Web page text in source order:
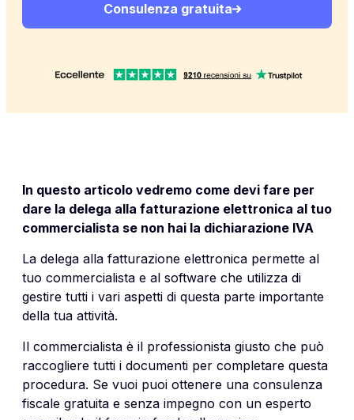
Consulenza gratuita
In questo articolo vedremo come devi fare per
dare la delega alla fatturazione elettronica al tuo
commercialista se non hai la dichiarazione IVA
La delega alla fatturazione elettronica permette al
tuo commercialista e al software che utilizza di
gestire tutti i vari aspetti di questa parte importante
della tua attività.
Il commercialista è il professionista giusto che può
raccogliere tutti i documenti per completare questa
procedura. Se vuoi puoi ottenere una consulenza
fiscale gratuita e senza impegno con un esperto